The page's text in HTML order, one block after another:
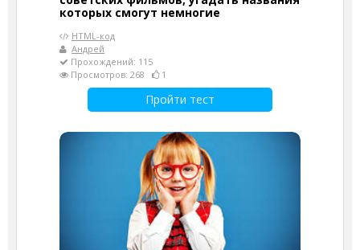
которых смогут немногие
HTML-код
Андрей
Прохождений: 115
Просмотров: 268
1
Пройти тест